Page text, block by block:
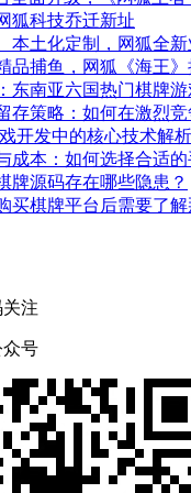
狐科技乔迁新址
本土化定制，网狐全
品捕鱼，网狐《海王
东南亚六国热门棋牌
存策略：如何在激烈
开发中的核心技术解析
成本：如何选择合适
牌源码存在哪些隐患？
买棋牌平台后需要了解
注
众号